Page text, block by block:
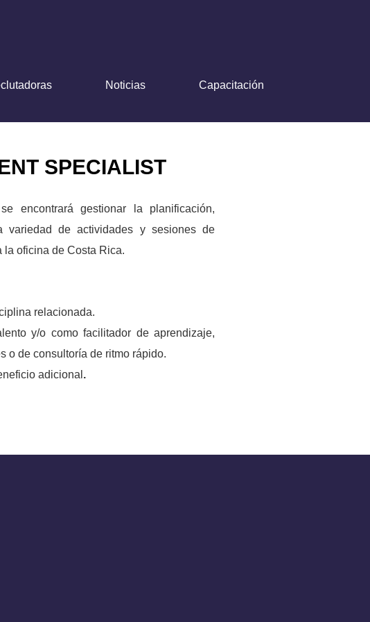
Noticias Capacitación
SPECIALIST
encontrará gestionar la planificación,
variedad de actividades y sesiones de
la oficina de Costa Rica.
relacionada.
y/o como facilitador de aprendizaje,
o de consultoría de ritmo rápido.
adicional .